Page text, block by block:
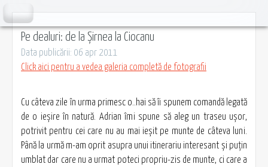
Pe dealuri: de la Șirnea la Ciocanu
Data publicării: 06 apr 2011
Click aici pentru a vedea galeria completă de fotografii
Cu câteva zile în urma primesc o..hai să îi spunem comandă legată
de o ieşire în natură. Adrian îmi spune să aleg un traseu uşor,
potrivit pentru cei care nu au mai ieşit pe munte de câteva luni.
Până la urmă m-am oprit asupra unui itinerariu interesant şi puţin
umblat dar care nu a urmat poteci propriu-zis de munte, ci care a